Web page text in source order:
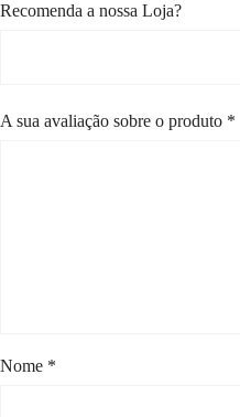
Recomenda a nossa Loja?
A sua avaliação sobre o produto *
Nome *